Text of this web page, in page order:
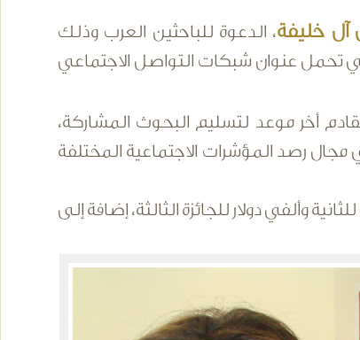
خليفة، الدعوة للباحثين العرب وذلك
تحمل عنوان شبكات التواصل الاجتماعي
شهر أغسطس/آب 2012 القادم أخر موعد لتسليم البحوث المشاركة،
مجال رصد المؤشرات الاجتماعية المختلفة
الإجمالية للجائزة 10 آلاف دولار، 5 آلاف للجائزة الأولى، 3 آلاف للثانية وألفي دولار للجائزة الثالثة، إضافة إلى